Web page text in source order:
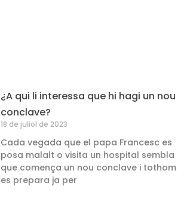
¿A qui li interessa que hi hagi un nou
conclave?
18 de juliol de 2023
Cada vegada que el papa Francesc es
posa malalt o visita un hospital sembla
que comença un nou conclave i tothom
es prepara ja per